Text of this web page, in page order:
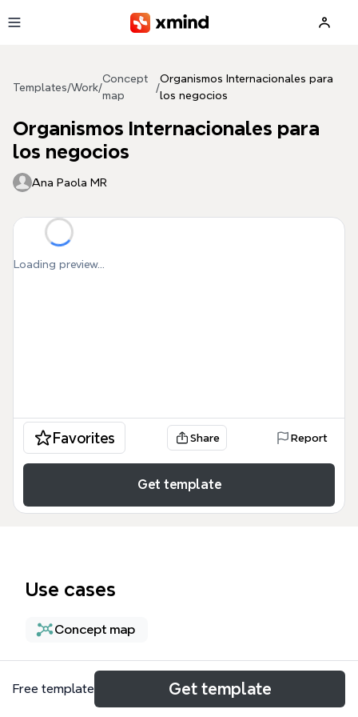
Templates/Work/
Concept
map
/
Organismos Internacionales para
los negocios
Organismos Internacionales para
los negocios
Ana Paola MR
Loading preview...
Favorites Share Report
Get template
Use cases
Concept map
About
Free template Get template